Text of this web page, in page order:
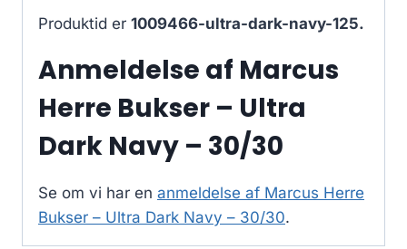
Produktid er 1009466-ultra-dark-navy-125.
Anmeldelse af Marcus
Herre Bukser – Ultra
Dark Navy – 30/30
Se om vi har en anmeldelse af Marcus Herre
Bukser – Ultra Dark Navy – 30/30.